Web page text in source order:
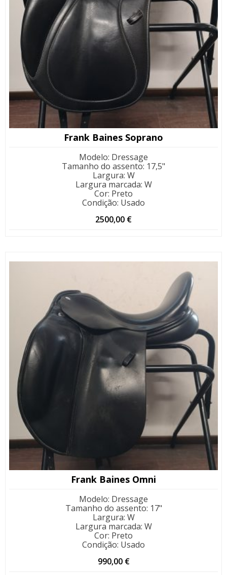
Frank Baines Soprano
Modelo: Dressage
Tamanho do assento: 17,5"
Largura: W
Largura marcada: W
Cor: Preto
Condição: Usado
2500,00 €
Frank Baines Omni
Modelo: Dressage
Tamanho do assento: 17"
Largura: W
Largura marcada: W
Cor: Preto
Condição: Usado
990,00 €